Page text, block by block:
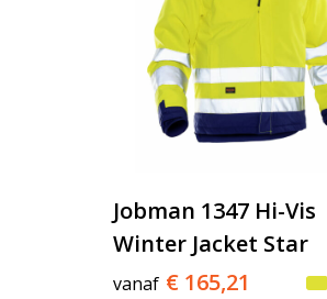
Jobman 1347 Hi-Vis
Winter Jacket Star
vanaf € 165,21